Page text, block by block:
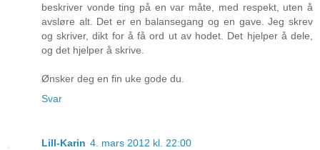
beskriver vonde ting på en var måte, med respekt, uten å
avsløre alt. Det er en balansegang og en gave. Jeg skrev
og skriver, dikt for å få ord ut av hodet. Det hjelper å dele,
og det hjelper å skrive.
Ønsker deg en fin uke gode du.
Svar
Lill-Karin 4. mars 2012 kl. 22:00